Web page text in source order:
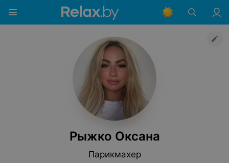
Рыжко Оксана
Парикмахер